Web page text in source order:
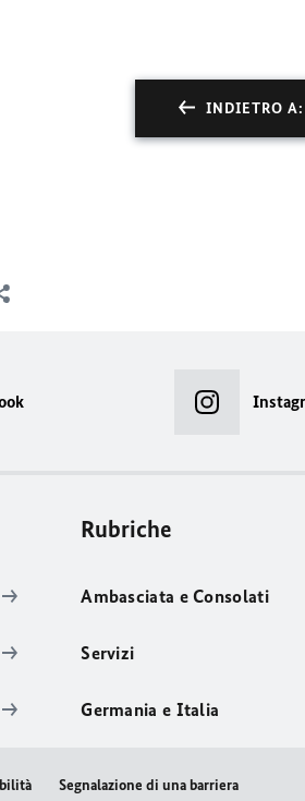
INDIETRO
Rubriche
Ambasciata e Consolati
Servizi
Germania e Italia
Segnalazione di una barriera